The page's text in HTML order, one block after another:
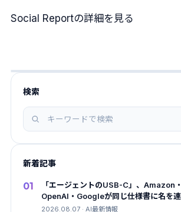
Social Reportの詳細を見る
検索
記
事
を
検
索
新着記事
01
「エージェントのUSB-C」、Amazon
OpenAI・Googleが同じ仕様書に名を
2026.08.07 · AI最新情報